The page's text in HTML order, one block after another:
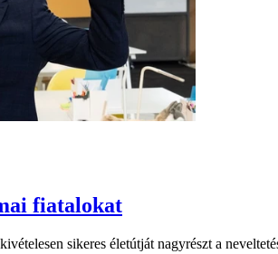
fiatalokat
sikeres életútját nagyrészt a